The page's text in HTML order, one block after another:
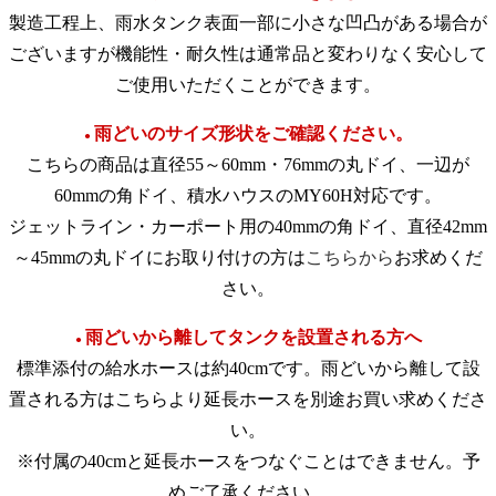
先日購入いたしました。 雨の合間にやっと設置ができ
ました。思ったより大きかったですが、軽かったので
扱いは楽でした。ノコギりやメジャーも入っていて、
すぐ取りかかれるのがよかったです。雨樋を切るのは
不安でしたがささっと切れ、最後まで一人で設置する
ことが出来ました。 （スペアの蛇口は劣化防止に屋内
保管にしようと思います。） ちゃんと雨水も溜まり、
製造工程上、雨水タンク表面一部に小さな凹凸がある場合が
ございますが機能性・耐久性は通常品と変わりなく安心して
ご使用いただくことができます。
● 雨どいのサイズ形状をご確認ください。
こちらの商品は直径55～60mm・76mmの丸ドイ、一辺が
60mmの角ドイ、積水ハウスのMY60H対応です。
ジェットライン・カーポート用の40mmの角ドイ、直径42mm
～45mmの丸ドイにお取り付けの方はこちらからお求めくだ
さい。
● 雨どいから離してタンクを設置される方へ
標準添付の給水ホースは約40cmです。雨どいから離して設
置される方はこちらより延長ホースを別途お買い求めくださ
い。
※付属の40cmと延長ホースをつなぐことはできません。予
めご了承ください。